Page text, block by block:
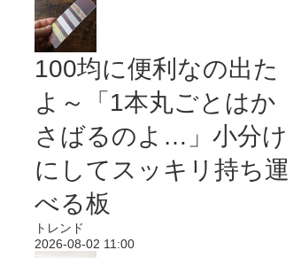
100均に便利なの出た
よ～「1本丸ごとはか
さばるのよ…」小分け
にしてスッキリ持ち運
べる板
トレンド
2026-08-02 11:00